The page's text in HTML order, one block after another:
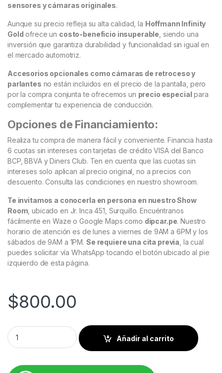
sensores y cámaras originales.
Aunque su precio refleja su alta calidad, la Hoffmann Infinity
Gold ofrece un costo-beneficio insuperable , siendo una
inversión que garantiza durabilidad y funcionalidad sin igual en
el mercado automotriz.
Accesorios opcionales como cámaras de retroceso y
parlantes no están incluidos en el precio de la pantalla, pero
por la compra conjunta te ofrecemos un precio especial para
complementar tu experiencia de conducción.
Opciones de Financiamiento:
Realiza tu compra de manera fácil y conveniente. Financia hasta
6 cuotas sin intereses con tarjetas de crédito VISA del Banco
BCP, BBVA y Diners Club. Ten en cuenta que las cuotas sin
intereses solo aplican al precio original, no a precios con
descuento. Consulta las condiciones en nuestro showroom.
Te invitamos a conocerla en persona en nuestro Show
Room , ubicado en Jr. Inca 451, Surquillo. Encuéntranos
fácilmente en Waze o Google Maps como dipcar.pe. Nuestro
horario de atención es de lunes a viernes de 9AM a 6PM y los
sábados de 9AM a 1PM. Se requiere una cita previa , la cual
puedes solicitar vía WhatsApp tocando el botón ubicado al pie
izquierdo de esta página.
$800.00
Kia Sportage 2005 al 2010 Pantalla Hoffmann Infinity Gold
Añadir al carrito